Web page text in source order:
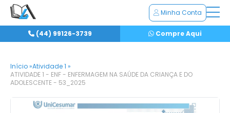
Minha Conta
(44) 99126-3739 Compre Aqui
Início »Atividade 1 »
ATIVIDADE 1 - ENF - ENFERMAGEM NA SAÚDE DA CRIANÇA E DO
ADOLESCENTE - 53_2025